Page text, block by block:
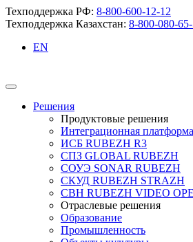
Техподдержка РФ: 8-800-600-12-12
Техподдержка Казахстан: 8-800-080-
EN
Решения
Продуктовые решения
Интеграционная
ИСБ RUBEZH R3
СПЗ GLOBAL RUBEZH
СОУЭ SONAR RUBEZH
СКУД RUBEZH STRAZH
СВН RUBEZH VIDEO
Отраслевые решения
Образование
Промышленность